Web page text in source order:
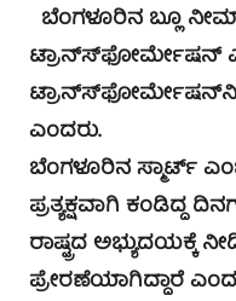
ಬೆಂಗಳೂರಿನ ಬ್ಲೂ
ಟ್ರಾನ್ಸ್‍ಫೋರ್ಮೇಷನ್
ಎಂದರು.
ಬೆಂಗಳೂರಿನ ಸ್ಮಾರ್ಟ್
ಪ್ರತ್ಯಕ್ಷವಾಗಿ ಕಂಡಿದ್ದ
ರಾಷ್ಟ್ರದ ಅಭ್ಯುದಯಕ್ಕೆ
ಪ್ರೇರಣೆಯಾಗಿದ್ದಾರೆ